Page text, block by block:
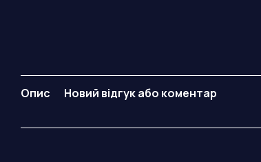
Опис Новий відгук або коментар